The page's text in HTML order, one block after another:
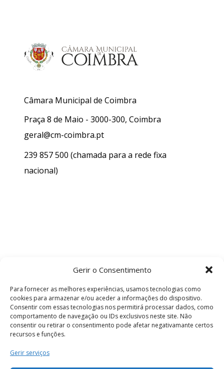
Gerir o Consentimento
Para fornecer as melhores experiências, usamos tecnologias como
cookies para armazenar e/ou aceder a informações do dispositivo.
Consentir com essas tecnologias nos permitirá processar dados, como
comportamento de navegação ou IDs exclusivos neste site. Não
consentir ou retirar o consentimento pode afetar negativamante certos
recursos e funções.
Gerir serviços
Câmara Municipal de Coimbra
Praça 8 de Maio - 3000-300, Coimbra
geral@cm-coimbra.pt
239 857 500 (chamada para a rede fixa
nacional)
Termos e Condições